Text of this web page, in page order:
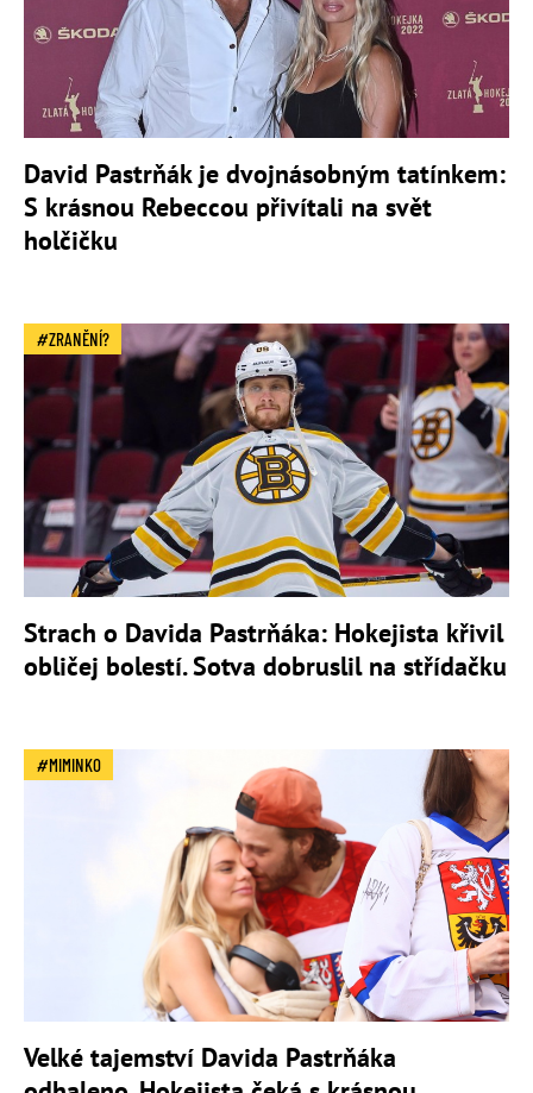
David Pastrňák je dvojnásobným tatínkem:
S krásnou Rebeccou přivítali na svět
holčičku
ZRANĚNÍ?
Strach o Davida Pastrňáka: Hokejista křivil
obličej bolestí. Sotva dobruslil na střídačku
MIMINKO
Velké tajemství Davida Pastrňáka